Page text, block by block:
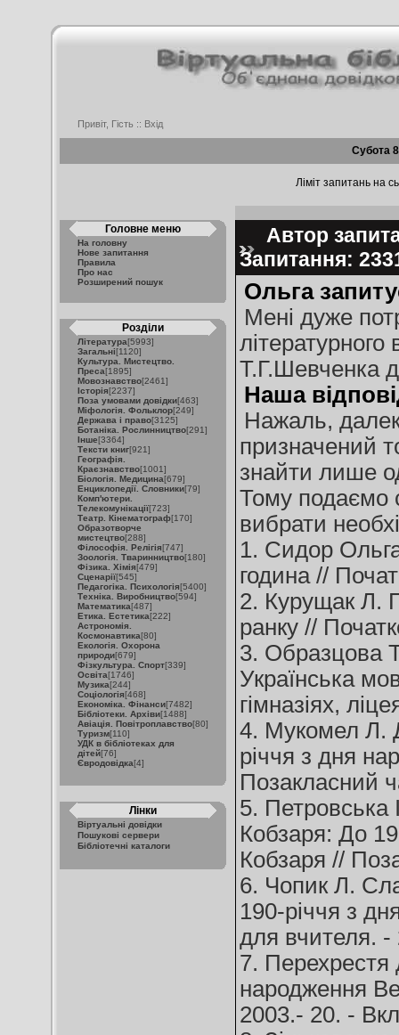
Привіт, Гість :: Вхід
Субота
Ліміт запитань на
Головне меню
На головну
Нове запитання
Правила
Про нас
Розширений пошук
Розділи
Література[5993]
Загальні[1120]
Культура. Мистецтво.
Преса[1895]
Мовознавство[2461]
Історія[2237]
Поза умовами довідки[463]
Міфологія. Фольклор[249]
Держава і право[3125]
Ботаніка. Рослинництво[291]
Інше[3364]
Тексти книг[921]
Географія.
Краєзнавство[1001]
Біологія. Медицина[679]
Енциклопедії. Словники[79]
Комп'ютери.
Телекомунікації[723]
Театр. Кінематограф[170]
Образотворче
мистецтво[288]
Філософія. Релігія[747]
Зоологія. Тваринництво[180]
Фізика. Хімія[479]
Сценарії[545]
Педагогіка. Психологія[5400]
Техніка. Виробництво[594]
Математика[487]
Етика. Естетика[222]
Астрономія.
Космонавтика[80]
Екологія. Охорона
природи[679]
Фізкультура. Спорт[339]
Освіта[1746]
Музика[244]
Соціологія[468]
Економіка. Фінанси[7482]
Бібліотеки. Архіви[1488]
Авіація. Повітроплавство[80]
Туризм[110]
УДК в бібліотеках для
дітей[76]
Євродовідка[4]
Лінки
Віртуальні довідки
Пошукові сервери
Бібліотечні каталоги
Автор
Запитання:
Ольга
Мені дуже
Т.Г.Шевченка
Наша
Нажаль,
призначений
знайти лише
Тому подаємо
вибрати
1. Сидор
година //
2. Курущак Л.
ранку //
3. Образцова
Українська
гімназіях,
4. Мукомел Л.
річчя з дня
Позакласний
5. Петровська
Кобзаря: До
Кобзаря //
6. Чопик Л.
190-річчя з
для вчителя.
7. Перехрестя
народження
2003.- 20. -